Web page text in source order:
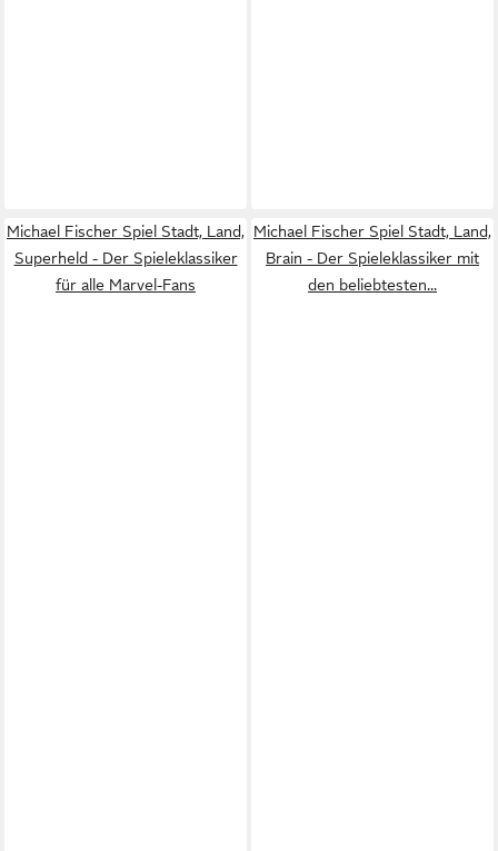
Michael Fischer Spiel Stadt, Land,
Superheld - Der Spieleklassiker
für alle Marvel-Fans
Michael Fischer Spiel Stadt, Land,
Brain - Der Spieleklassiker mit
den beliebtesten...